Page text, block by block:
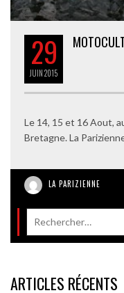
29
JUIN2015
Le 14, 15 et 16 Aout,
Bretagne. La
LA PARIZIENNE
ARTICLES RÉCENTS